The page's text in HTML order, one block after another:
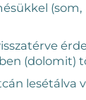
(dolomit)
lesétálva